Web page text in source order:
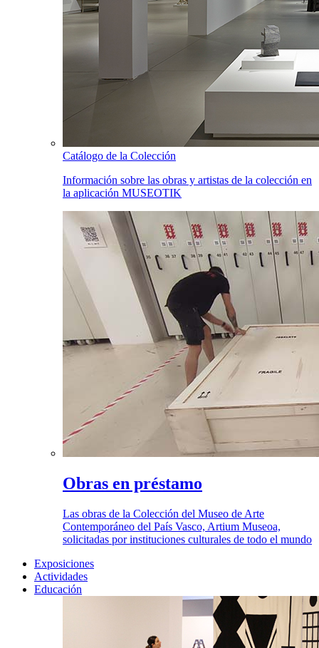
Catálogo de la Colección
Información sobre las obras y artistas de la colección en
la aplicación MUSEOTIK
Obras en préstamo
Las obras de la Colección del Museo de Arte
Contemporáneo del País Vasco, Artium Museoa,
solicitadas por instituciones culturales de todo el mundo
Exposiciones
Actividades
Educación